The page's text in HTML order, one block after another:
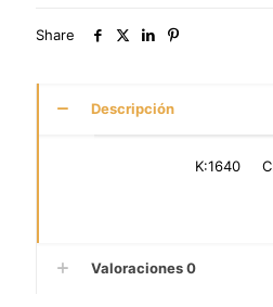
Share
Descripción
K:1640
Valoraciones0